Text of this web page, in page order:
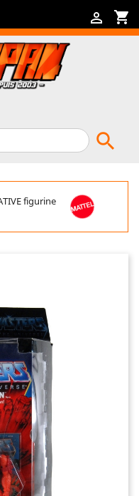
shopping_cart


figurine